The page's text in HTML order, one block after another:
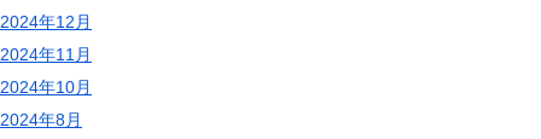
2024年12月
2024年11月
2024年10月
2024年8月